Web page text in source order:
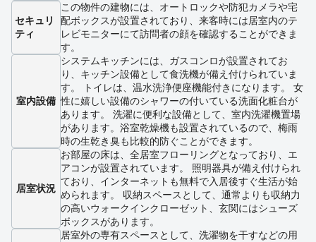
セキュリ
ティ
この物件の建物には、オートロックや防犯カメラや宅
配ボックスが設置されており、来客時には居室内のテ
レビモニターにて訪問者の顔を確認することができま
す。
室内設備
システムキッチンには、ガスコンロが設置されてお
り、キッチン設備として食洗機が備え付けられていま
す。 トイレは、温水洗浄便座機能付きになります。 女
性に嬉しい設備のシャワーの付いている洗面化粧台が
あります。 洗濯に便利な設備として、室内洗濯機置場
があります。浴室乾燥機も設置されているので、梅雨
時の生乾き臭も比較的防ぐことができます。
居室状況
お部屋の床は、全居室フローリングとなっており、エ
アコンが設置されています。 照明器具が備え付けられ
ており、インターネットも無料で入居後すぐ生活が始
められます。 収納スペースとして、通常よりも収納力
の高いウォークインクローゼット、玄関にはシューズ
ボックスがあります。
居室外の専有スペースとして、洗濯物を干すなどの用